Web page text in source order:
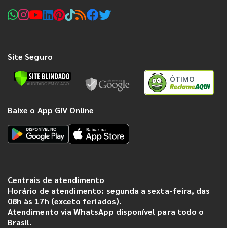
Site Seguro
ÓTIMO
Baixe o App GIV Online
Centrais de atendimento
Horário de atendimento: segunda a sexta-feira, das
08h às 17h (exceto feriados).
Atendimento via WhatsApp disponível para todo o
Brasil.